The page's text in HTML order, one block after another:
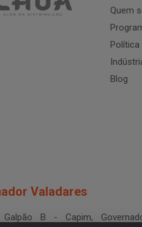
Quem
Política
Blog
Valadares
B - Capim,